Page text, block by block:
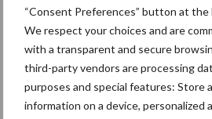
“Consent Preferences” button at
We respect your choices and are
with a transparent and secure
third-party vendors are processing
purposes and special features: Store
information on a device, personalized
Primaire
Sidebar
Recent nieuws
Toon meer